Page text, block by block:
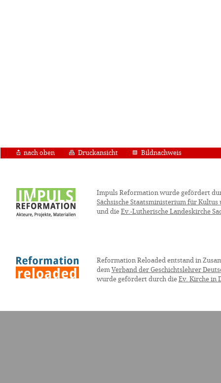
nach oben Druckansicht Bildnachweis
Impuls Reformation wurde gefördert
Sächsische Staatsministerium für Kultus
und die Ev.-Lutherische Landeskirche
Reformation Reloaded entstand in
dem Verband der Geschichtslehrer
wurde gefördert durch die Ev. Kirche in